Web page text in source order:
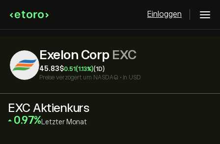
Einloggen
Exelon Corp EXC
45.83‎$‎0.51 (1.13%)(1D)
Preise verzögert um NASDAQ • in USD
EXC Aktienkurs
‎0.97‎ Letzter Monat